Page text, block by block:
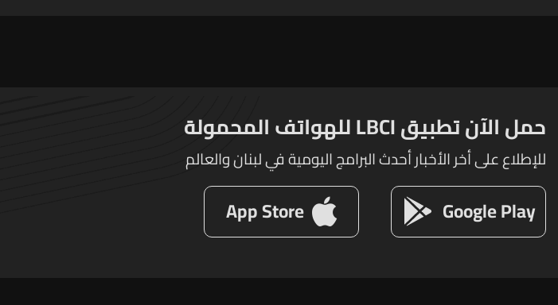
حمل الآن تطبيق LBCI للهواتف المحمولة
للإطلاع على أخر الأخبار أحدث البرامج اليومية في لبنان والعالم
Google Play
App Store